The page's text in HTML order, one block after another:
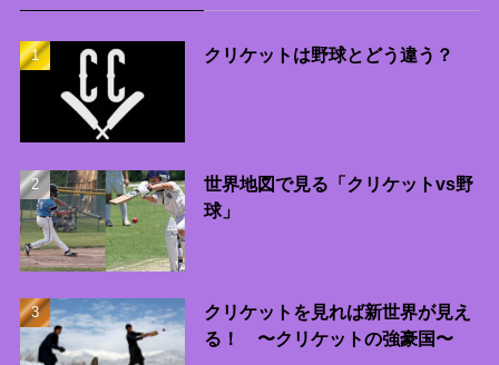
クリケットは野球とどう違う？
世界地図で見る「クリケットvs野
球」
クリケットを見れば新世界が見え
る！ 〜クリケットの強豪国〜